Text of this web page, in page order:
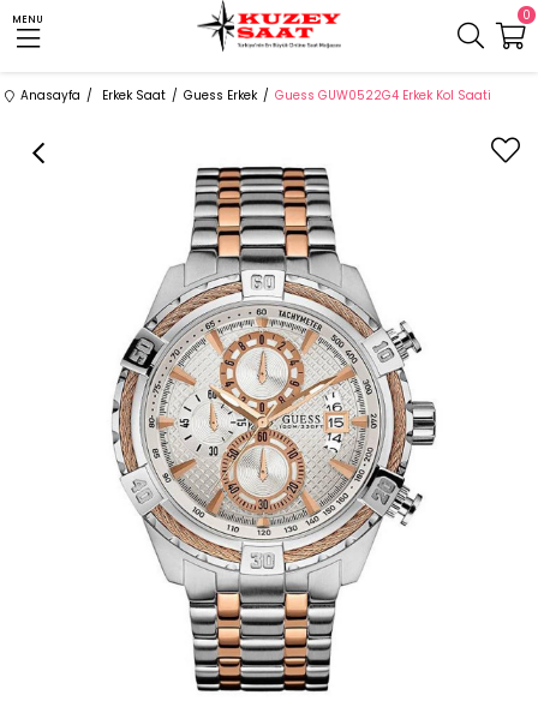
MENU 0
Anasayfa Erkek Saat Guess Erkek Guess GUW0522G4 Erkek Kol Saati